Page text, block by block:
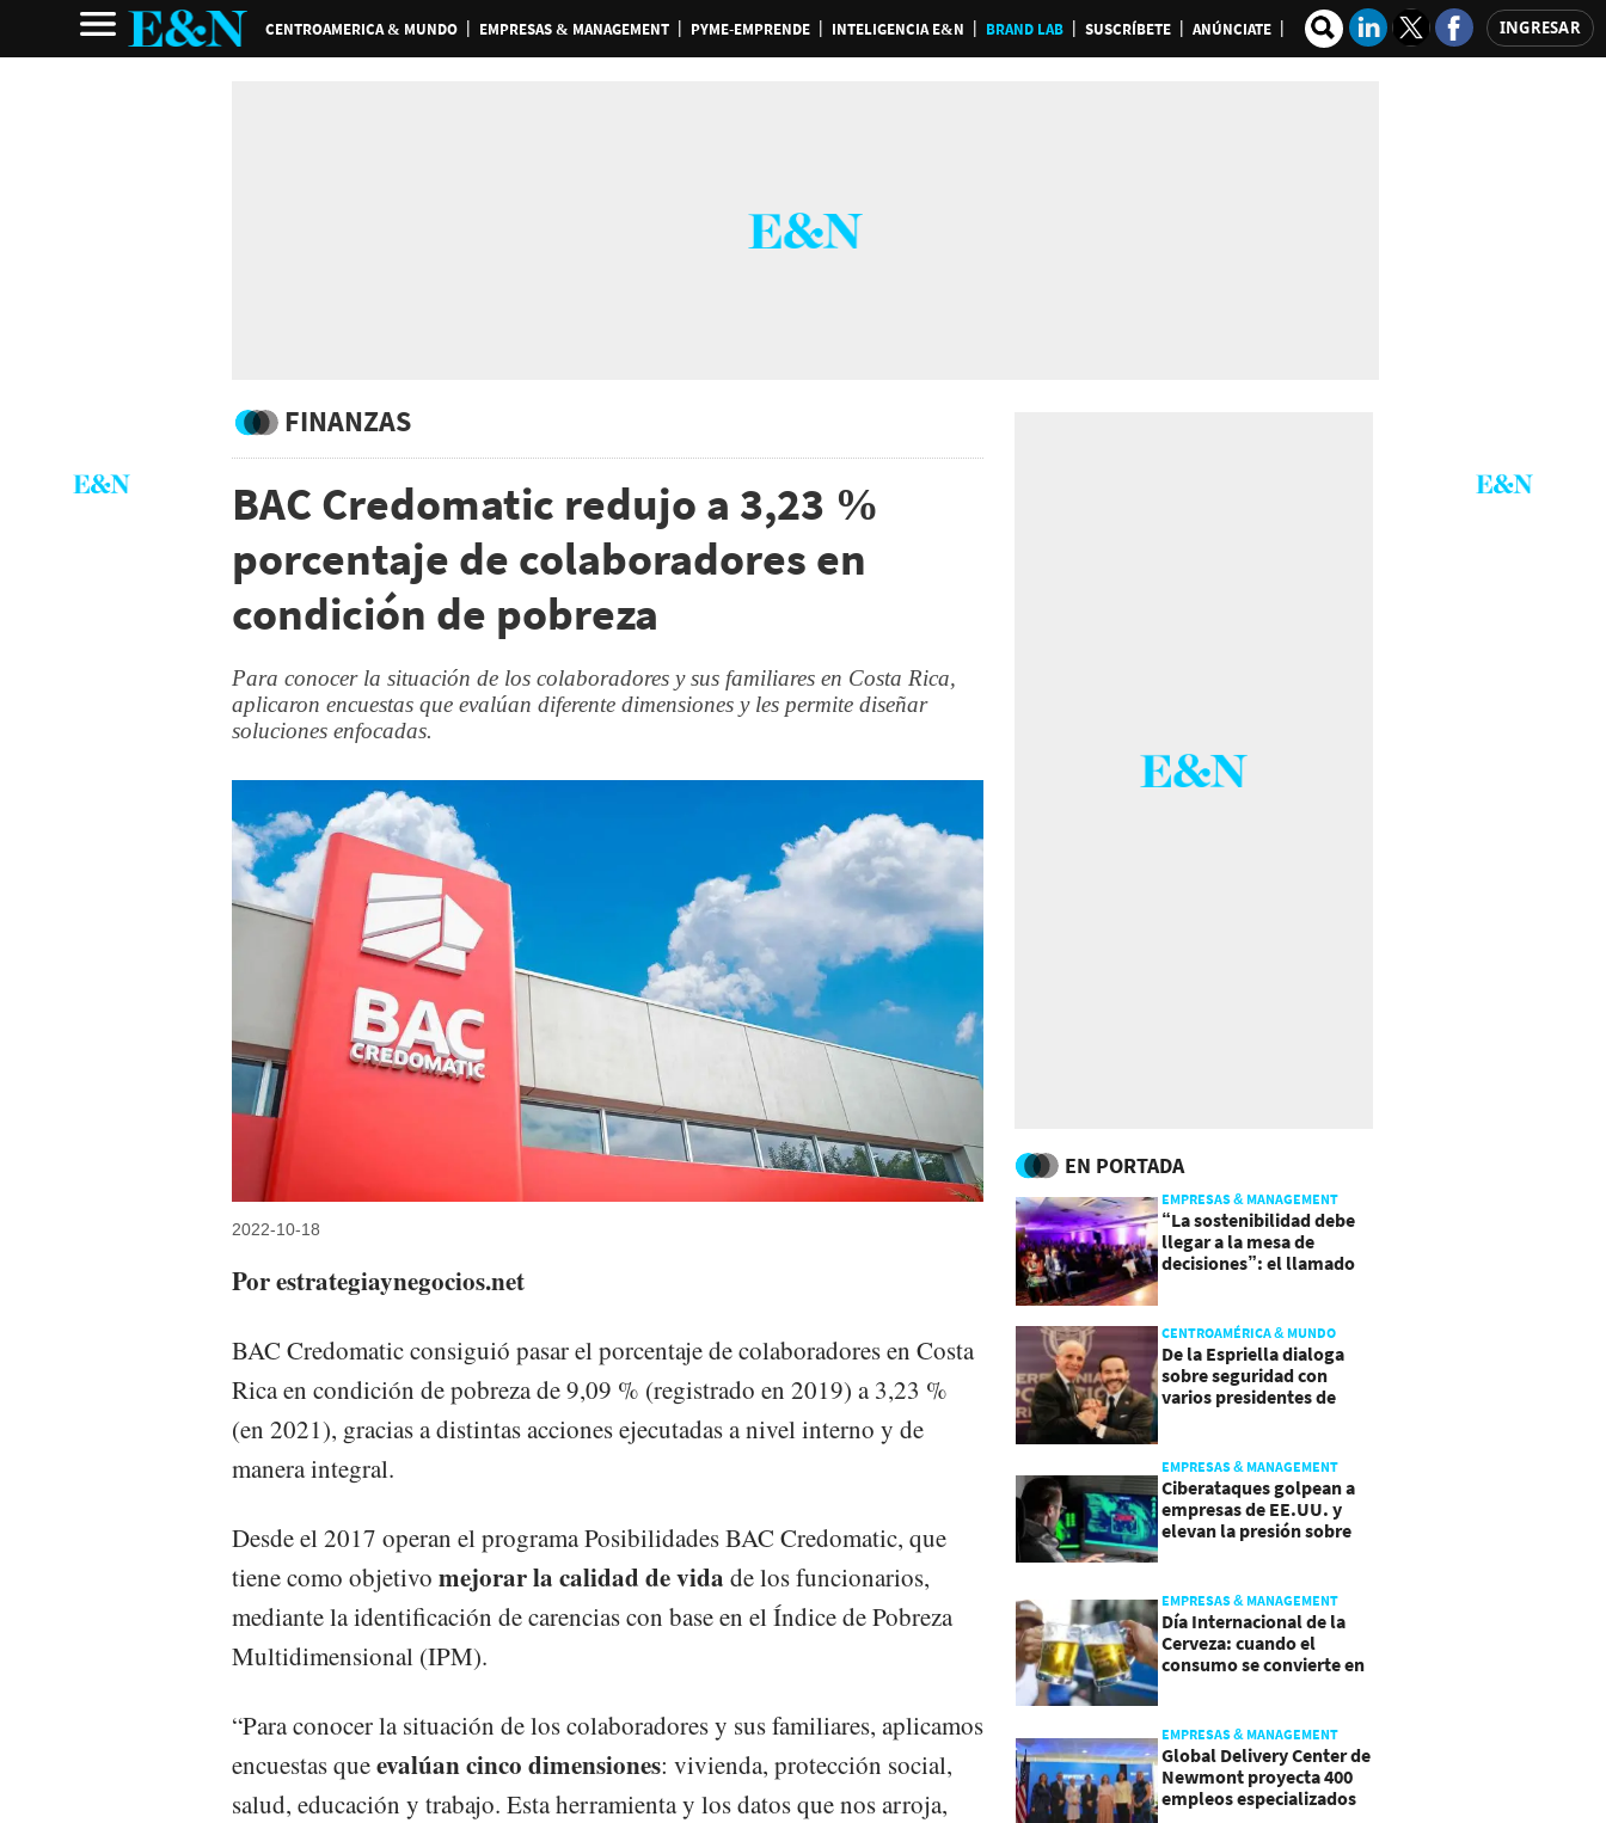
CENTROAMERICA & MUNDO EMPRESAS & MANAGEMENT PYME-EMPRENDE INTELIGENCIA E&N BRAND LAB SUSCRÍBETE ANÚNCIATE INGRESAR
FINANZAS
BAC Credomatic redujo a 3,23 %
porcentaje de colaboradores en
condición de pobreza
Para conocer la situación de los colaboradores y sus familiares en Costa Rica,
aplicaron encuestas que evalúan diferente dimensiones y les permite diseñar
soluciones enfocadas.
2022-10-18
Por estrategiaynegocios.net
BAC Credomatic consiguió pasar el porcentaje de colaboradores en Costa
Rica en condición de pobreza de 9,09 % (registrado en 2019) a 3,23 %
(en 2021), gracias a distintas acciones ejecutadas a nivel interno y de
manera integral.
Desde el 2017 operan el programa Posibilidades BAC Credomatic, que
tiene como objetivo mejorar la calidad de vida de los funcionarios,
mediante la identificación de carencias con base en el Índice de Pobreza
Multidimensional (IPM).
“Para conocer la situación de los colaboradores y sus familiares, aplicamos
encuestas queevalúan cinco dimensiones: vivienda, protección social,
salud, educación y trabajo. Esta herramienta y los datos que nos arroja,
EN PORTADA
EMPRESAS & MANAGEMENT
“La sostenibilidad debe
llegar a la mesa de
decisiones”: el llamado
CENTROAMÉRICA & MUNDO
De la Espriella dialoga
sobre seguridad con
varios presidentes de
EMPRESAS & MANAGEMENT
Ciberataques golpean a
empresas de EE.UU. y
elevan la presión sobre
EMPRESAS & MANAGEMENT
Día Internacional de la
Cerveza: cuando el
consumo se convierte en
EMPRESAS & MANAGEMENT
Global Delivery Center de
Newmont proyecta 400
empleos especializados